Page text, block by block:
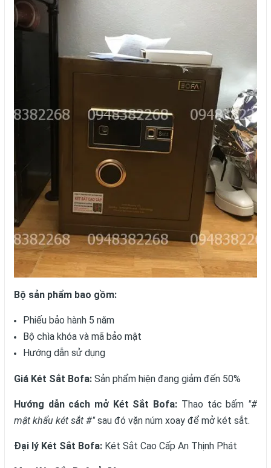
Bộ sản phẩm bao gồm:
Phiếu bảo hành 5 năm
Bộ chìa khóa và mã bảo mật
Hướng dẫn sử dụng
Giá Két Sắt Bofa: Sản phẩm hiện đang giảm đến 50%
Hướng dẫn cách mở Két Sắt Bofa: Thao tác bấm "#
mật khẩu két sắt #"sau đó vặn núm xoay để mở két sắt.
Đại lý Két Sắt Bofa: Két Sắt Cao Cấp An Thịnh Phát